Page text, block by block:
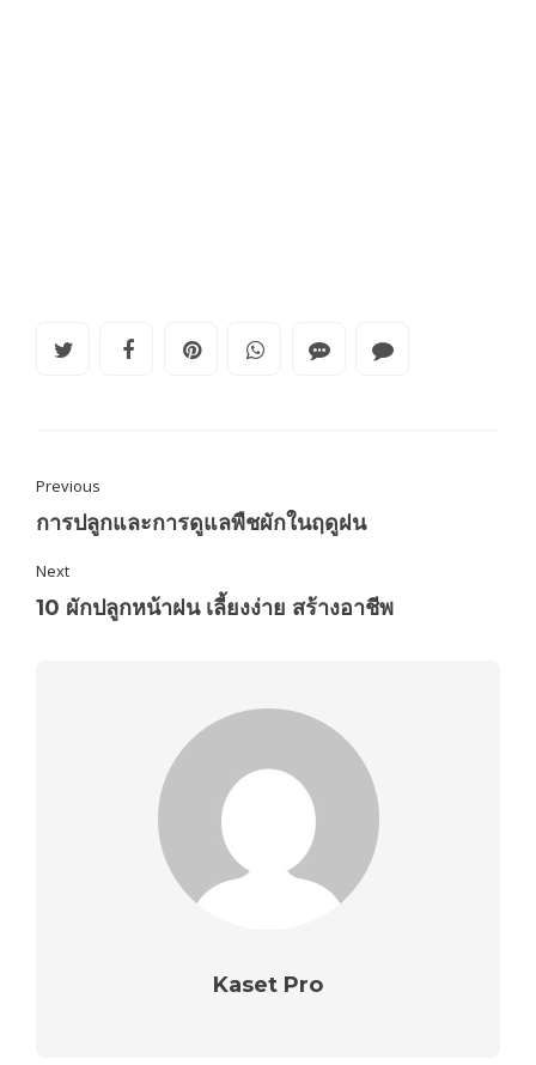
Previous
การปลูกและการดูแลพืชผักในฤดูฝน
Next
10 ผักปลูกหน้าฝน เลี้ยงง่าย สร้างอาชีพ
Kaset Pro